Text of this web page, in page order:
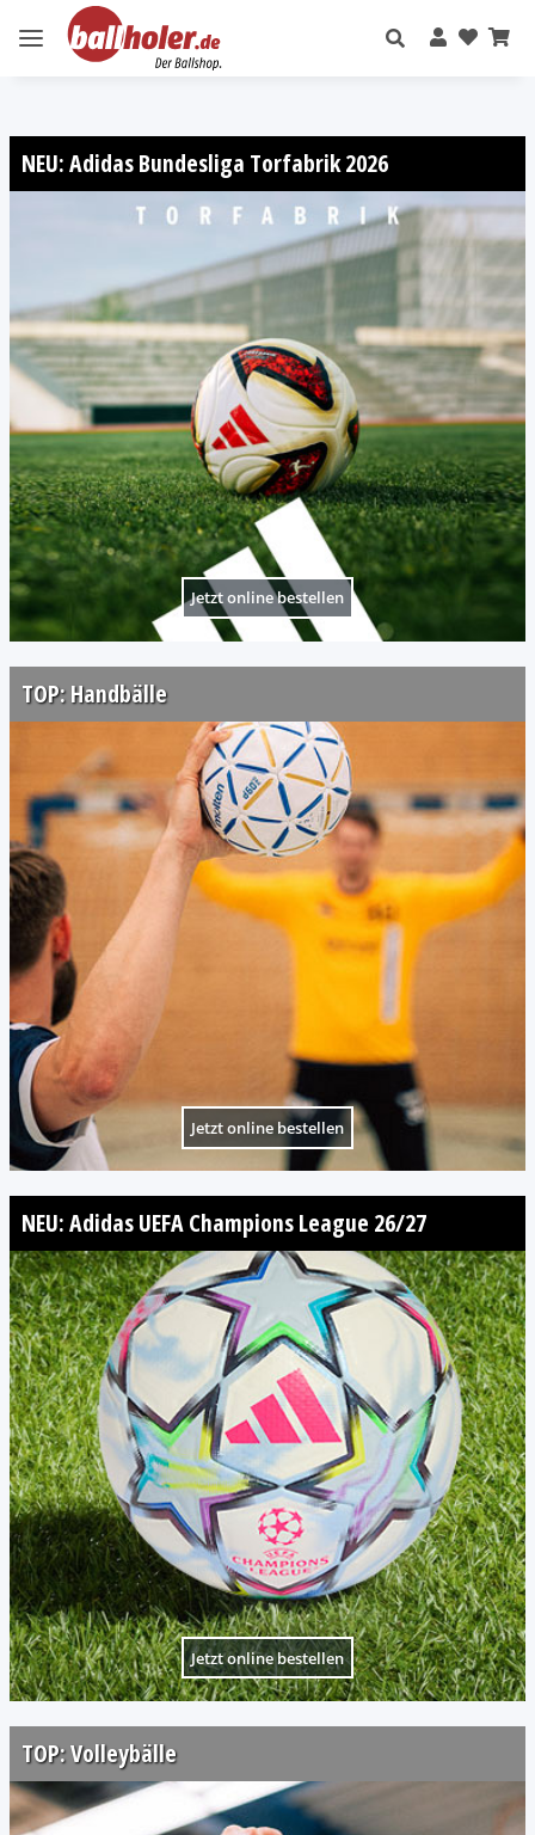
NEU: Adidas Bundesliga Torfabrik 2026
Jetzt online bestellen
TOP: Handbälle
Jetzt online bestellen
NEU: Adidas UEFA Champions League 26/27
Jetzt online bestellen
TOP: Volleybälle